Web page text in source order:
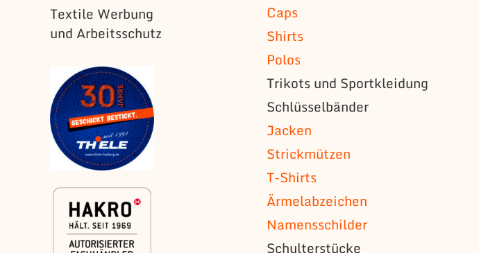
Textile Werbung
und Arbeitsschutz
Caps
Shirts
Polos
Trikots und Sportkleidung
Schlüsselbänder
Jacken
Strickmützen
T-Shirts
Ärmelabzeichen
Namensschilder
Schulterstücke